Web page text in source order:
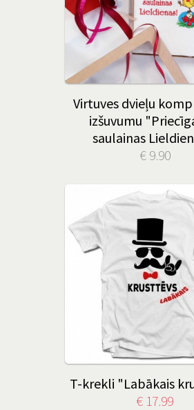
Virtuves dvieļu
izšuvumu
saulainas
€ 9.90
T-krekli "Labākais
€ 17.99